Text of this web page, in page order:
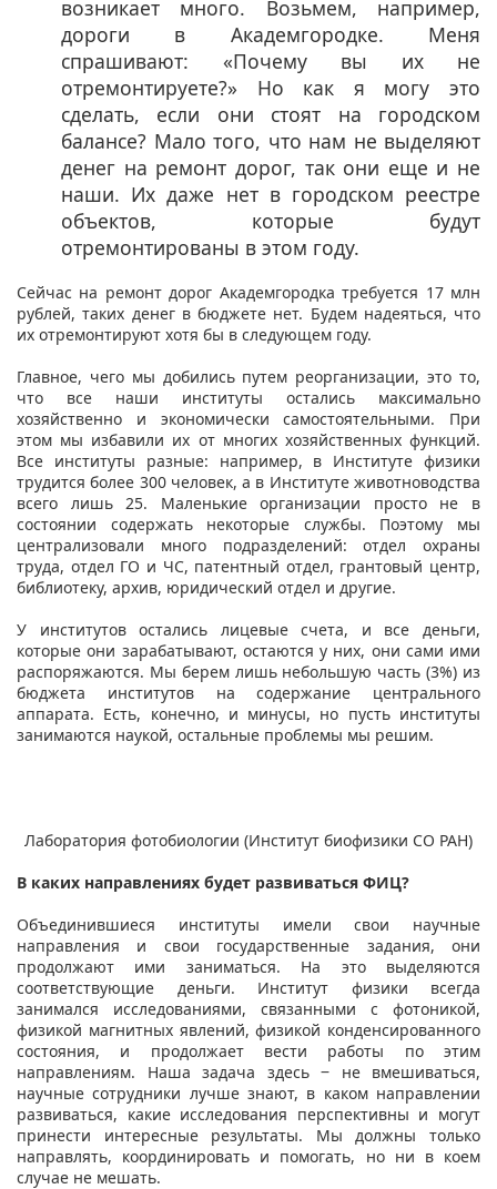
возникает много. Возьмем, например,
дороги в Академгородке. Меня
спрашивают: «Почему вы их не
отремонтируете?» Но как я могу это
сделать, если они стоят на городском
балансе? Мало того, что нам не выделяют
денег на ремонт дорог, так они еще и не
наши. Их даже нет в городском реестре
объектов, которые будут
отремонтированы в этом году.
Сейчас на ремонт дорог Академгородка требуется 17 млн
рублей, таких денег в бюджете нет. Будем надеяться, что
их отремонтируют хотя бы в следующем году.
Главное, чего мы добились путем реорганизации, это то,
что все наши институты остались максимально
хозяйственно и экономически самостоятельными. При
этом мы избавили их от многих хозяйственных функций.
Все институты разные: например, в Институте физики
трудится более 300 человек, а в Институте животноводства
всего лишь 25. Маленькие организации просто не в
состоянии содержать некоторые службы. Поэтому мы
централизовали много подразделений: отдел охраны
труда, отдел ГО и ЧС, патентный отдел, грантовый центр,
библиотеку, архив, юридический отдел и другие.
У институтов остались лицевые счета, и все деньги,
которые они зарабатывают, остаются у них, они сами ими
распоряжаются. Мы берем лишь небольшую часть (3%) из
бюджета институтов на содержание центрального
аппарата. Есть, конечно, и минусы, но пусть институты
занимаются наукой, остальные проблемы мы решим.
Лаборатория фотобиологии (Институт биофизики СО РАН)
В каких направлениях будет развиваться ФИЦ?
Объединившиеся институты имели свои научные
направления и свои государственные задания, они
продолжают ими заниматься. На это выделяются
соответствующие деньги. Институт физики всегда
занимался исследованиями, связанными с фотоникой,
физикой магнитных явлений, физикой конденсированного
состояния, и продолжает вести работы по этим
направлениям. Наша задача здесь ‒ не вмешиваться,
научные сотрудники лучше знают, в каком направлении
развиваться, какие исследования перспективны и могут
принести интересные результаты. Мы должны только
направлять, координировать и помогать, но ни в коем
случае не мешать.